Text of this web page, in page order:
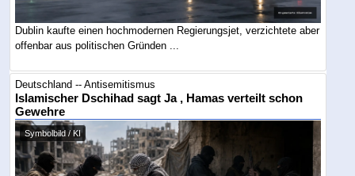
Dublin kaufte einen hochmodernen Regierungsjet, verzichtete aber
offenbar aus politischen Gründen ...
Deutschland -- Antisemitismus
Islamischer Dschihad sagt Ja , Hamas verteilt schon
Gewehre
Symbolbild / KI